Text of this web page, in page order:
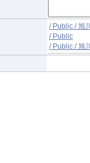
/ Public / 旭
/ Public
/ Public / 旭